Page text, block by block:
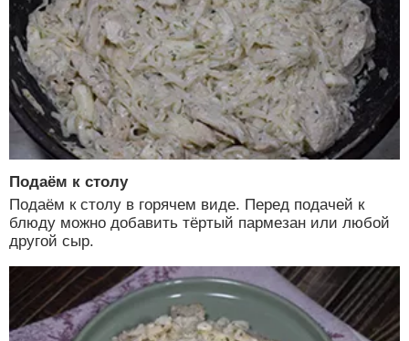
Подаём к столу
Подаём к столу в горячем виде. Перед подачей к
блюду можно добавить тёртый пармезан или любой
другой сыр.